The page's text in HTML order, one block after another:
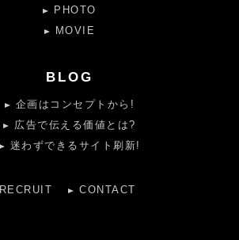
PHOTO
MOVIE
BLOG
企画はコンセプトから!
広告で伝える価値とは?
迷わずできるサイト刷新!
RECRUIT CONTACT